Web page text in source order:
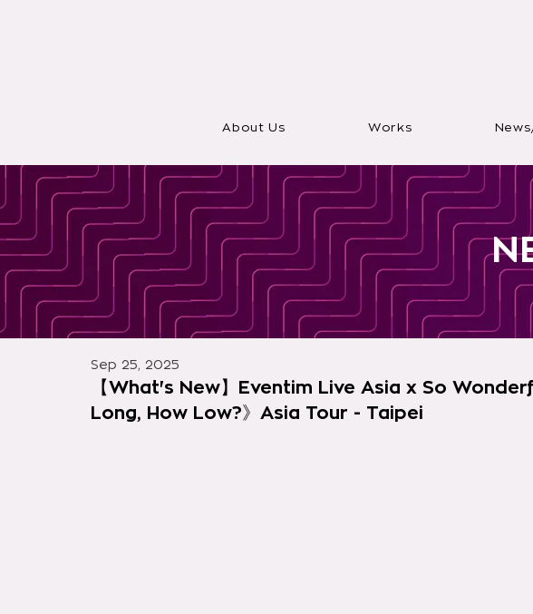
About Us Works
【What's New】Eventim Live Asia x So
Long, How Low?》Asia Tour - Taipei
Sep 25, 2025